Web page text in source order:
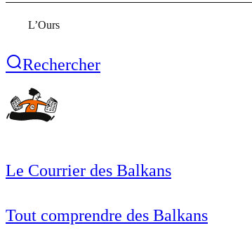
L’Ours
Rechercher
Le Courrier des Balkans
Tout comprendre des Balkans